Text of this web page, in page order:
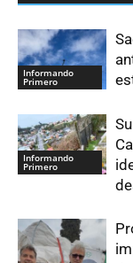
Informando
Primero
Informando
Primero